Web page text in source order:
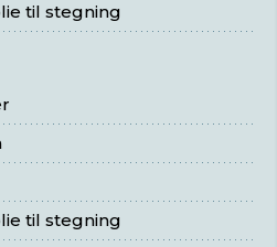
til stegning
til stegning